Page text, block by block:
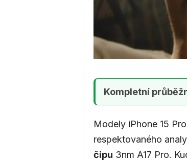
Kompletní
Modely iPhone 15
respektovaného
čipu 3nm A17 Pro.